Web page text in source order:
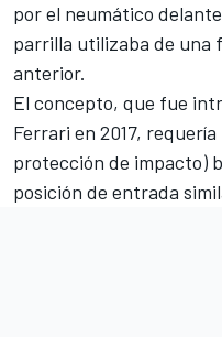
por el neumático
parrilla utilizaba de una
anterior.
El concepto, que fue
Ferrari en 2017,
protección de impacto)
posición de entrada